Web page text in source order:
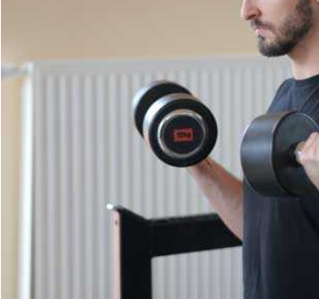
P
بيوش ياداف
قبل عام
غير موقع استشارات اللياقة
البدنية هذا أسلوب حياتي حقًا.
كان من السهل اتباع خطط
التمرين والتغذية الشخصية
وفعالة. شعرت بالدعم في كل